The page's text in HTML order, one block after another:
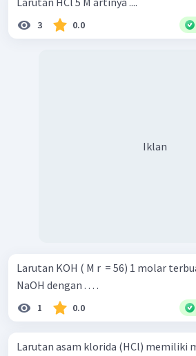
3 0.0
Iklan
Larutan KOH ( M r ​ = 56) 1 molar
NaOH dengan . . . .
1 0.0
Larutan asam klorida (HCl) memiliki